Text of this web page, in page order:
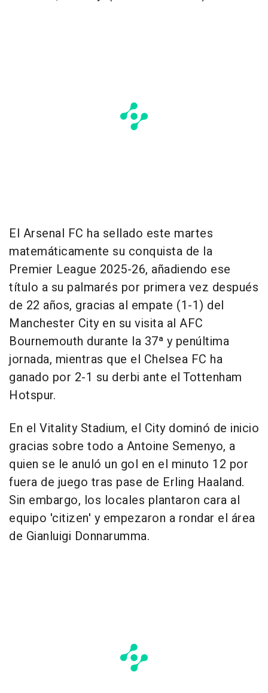
El Arsenal FC ha sellado este martes
matemáticamente su conquista de la
Premier League 2025-26, añadiendo ese
título a su palmarés por primera vez después
de 22 años, gracias al empate (1-1) del
Manchester City en su visita al AFC
Bournemouth durante la 37ª y penúltima
jornada, mientras que el Chelsea FC ha
ganado por 2-1 su derbi ante el Tottenham
Hotspur.
En el Vitality Stadium, el City dominó de inicio
gracias sobre todo a Antoine Semenyo, a
quien se le anuló un gol en el minuto 12 por
fuera de juego tras pase de Erling Haaland.
Sin embargo, los locales plantaron cara al
equipo 'citizen' y empezaron a rondar el área
de Gianluigi Donnarumma.